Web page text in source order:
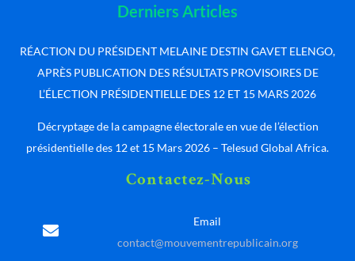
Derniers Articles
RÉACTION DU PRÉSIDENT MELAINE DESTIN GAVET ELENGO,
APRÈS PUBLICATION DES RÉSULTATS PROVISOIRES DE
L’ÉLECTION PRÉSIDENTIELLE DES 12 ET 15 MARS 2026
Décryptage de la campagne électorale en vue de l’élection
présidentielle des 12 et 15 Mars 2026 – Telesud Global Africa.
Contactez-Nous
Email
contact@mouvementrepublicain.org